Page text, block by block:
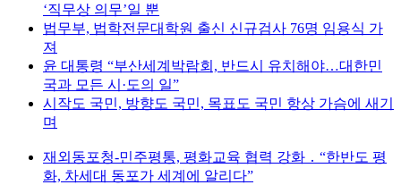
‘직무상 의무’일 뿐
법무부, 법학전문대학원 출신 신규검사 76명 임용식 가
져
윤 대통령 “부산세계박람회, 반드시 유치해야…대한민
국과 모든 시·도의 일”
시작도 국민, 방향도 국민, 목표도 국민 항상 가슴에 새기
며
재외동포청-민주평통, 평화교육 협력 강화 ․ “한반도 평
화, 차세대 동포가 세계에 알리다”